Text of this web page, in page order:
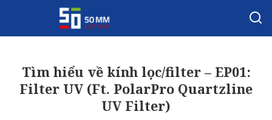
Tìm hiểu về kính lọc/filter – EP01:
Filter UV (Ft. PolarPro Quartzline
UV Filter)